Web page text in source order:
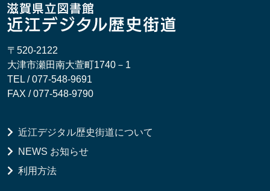
〒520-2122
大津市瀬田南大萱町1740－1
TEL / 077-548-9691
FAX / 077-548-9790
近江デジタル歴史街道について
NEWS お知らせ
利用方法